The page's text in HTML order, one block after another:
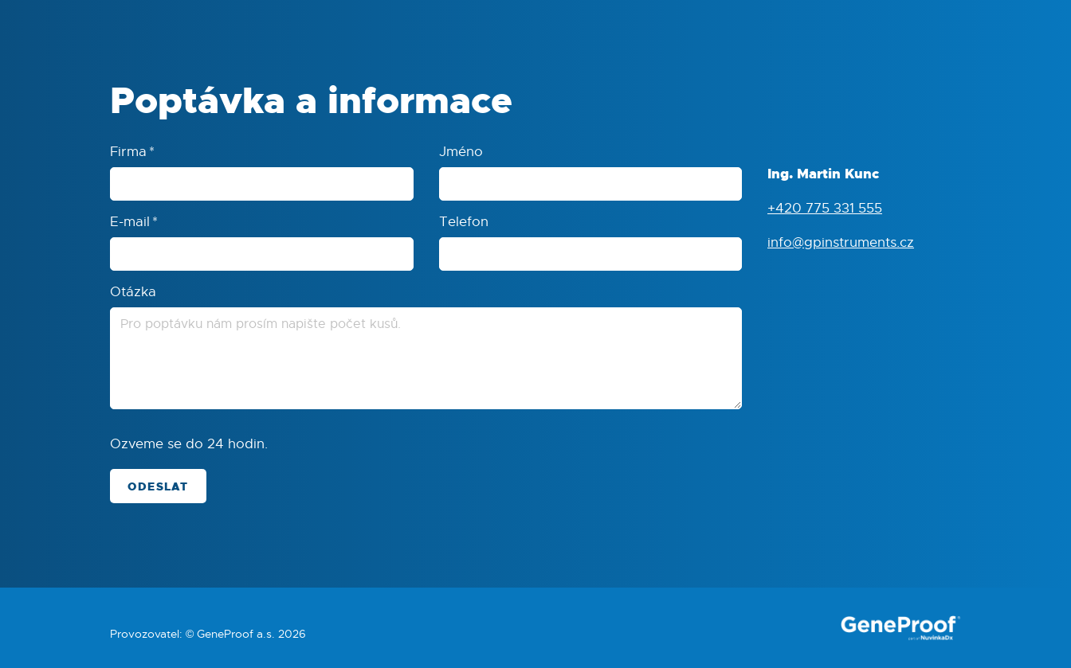
Poptávka a informace
Firma * Jméno
E-mail * Telefon
Otázka
Ozveme se do 24 hodin.
ODESLAT
Ing. Martin Kunc
+420 775 331 555
info@gpinstruments.cz
Provozovatel: © GeneProof a.s. 2026